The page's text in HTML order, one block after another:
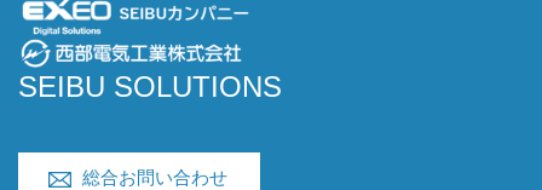
SEIBU SOLUTIONS
総合お問い合わせ